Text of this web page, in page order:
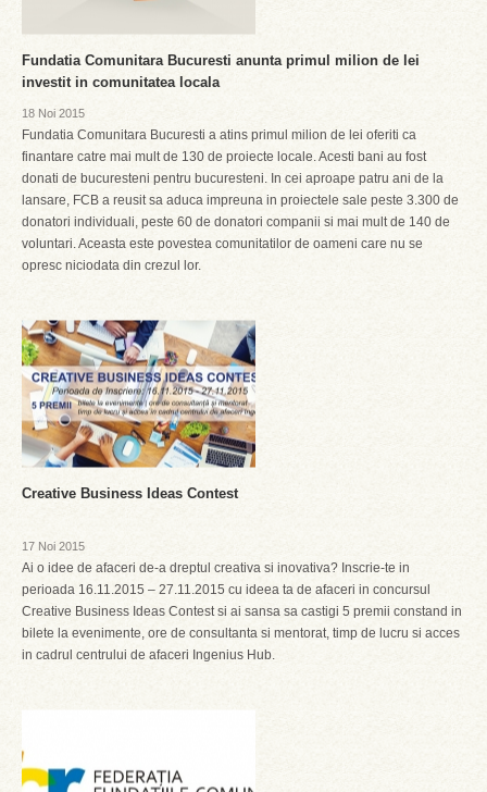
Fundatia Comunitara Bucuresti anunta primul milion de lei
investit in comunitatea locala
18 Noi 2015
Fundatia Comunitara Bucuresti a atins primul milion de lei oferiti ca
finantare catre mai mult de 130 de proiecte locale. Acesti bani au fost
donati de bucuresteni pentru bucuresteni. In cei aproape patru ani de la
lansare, FCB a reusit sa aduca impreuna in proiectele sale peste 3.300 de
donatori individuali, peste 60 de donatori companii si mai mult de 140 de
voluntari. Aceasta este povestea comunitatilor de oameni care nu se
opresc niciodata din crezul lor.
Creative Business Ideas Contest
17 Noi 2015
Ai o idee de afaceri de-a dreptul creativa si inovativa? Inscrie-te in
perioada 16.11.2015 – 27.11.2015 cu ideea ta de afaceri in concursul
Creative Business Ideas Contest si ai sansa sa castigi 5 premii constand in
bilete la evenimente, ore de consultanta si mentorat, timp de lucru si acces
in cadrul centrului de afaceri Ingenius Hub.